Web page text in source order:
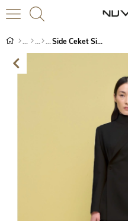
Side Ceket Siyah